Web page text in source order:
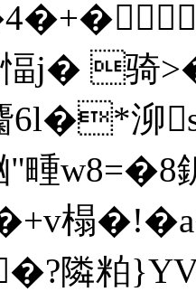
愊j� 
泖s舡
酗"畽
榻
隣粕